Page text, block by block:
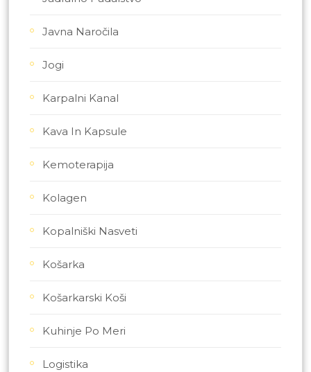
Javna Naročila
Jogi
Karpalni Kanal
Kava In Kapsule
Kemoterapija
Kolagen
Kopalniški Nasveti
Košarka
Košarkarski Koši
Kuhinje Po Meri
Logistika